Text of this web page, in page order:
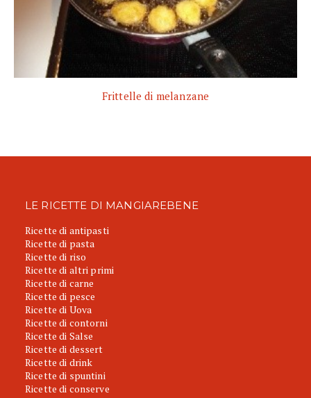
Frittelle di melanzane
LE RICETTE DI MANGIAREBENE
Ricette di antipasti
Ricette di pasta
Ricette di riso
Ricette di altri primi
Ricette di carne
Ricette di pesce
Ricette di Uova
Ricette di contorni
Ricette di Salse
Ricette di dessert
Ricette di drink
Ricette di spuntini
Ricette di conserve